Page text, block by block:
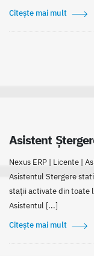
Citește mai mult
Asistent
Nexus ERP | Licente |
Asistentul Stergere
stații activate din toate
Asistentul [...]
Citește mai mult